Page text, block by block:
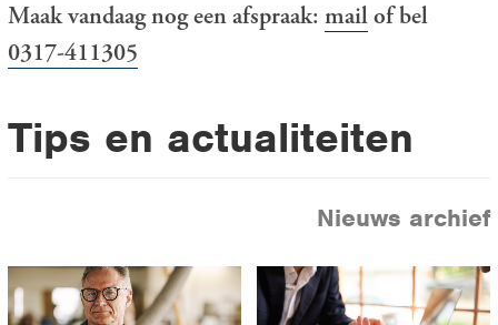
Maak vandaag nog een afspraak: mailof bel
0317-411305
Tips en actualiteiten
Nieuws archief